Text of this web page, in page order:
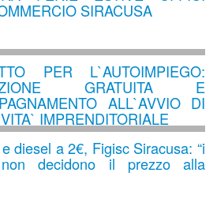
SIRACUSA
PER L`AUTOIMPIEGO:
GRATUITA E
ALL`AVVIO DI
IMPRENDITORIALE
diesel a 2€, Figisc Siracusa: “i
decidono il prezzo alla